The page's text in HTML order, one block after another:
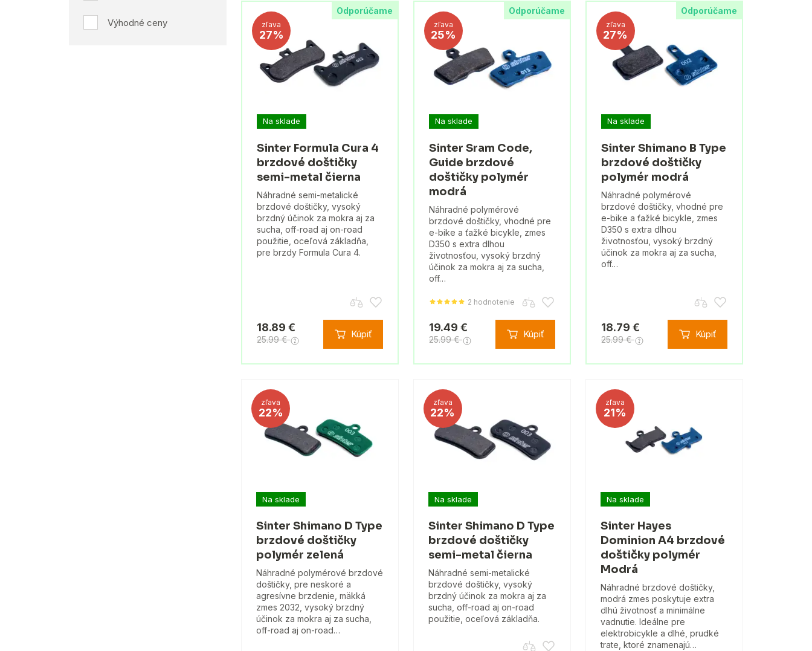
Výhodné ceny
Odporúčame
zľava
27%
Na sklade
Sinter Formula Cura 4
brzdové doštičky
semi-metal čierna
Náhradné semi-metalické
brzdové doštičky, vysoký
brzdný účinok za mokra aj za
sucha, off-road aj on-road
použitie, oceľová základňa,
pre brzdy Formula Cura 4.
18.89 €
25.99 € Kúpiť
Odporúčame
zľava
25%
Na sklade
Sinter Sram Code,
Guide brzdové
doštičky polymér
modrá
Náhradné polymérové
brzdové doštičky, vhodné pre
e-bike a ťažké bicykle, zmes
D350 s extra dlhou
životnosťou, vysoký brzdný
účinok za mokra aj za sucha,
off…
2 hodnotenie
19.49 €
25.99 € Kúpiť
Odporúčame
zľava
27%
Na sklade
Sinter Shimano B Type
brzdové doštičky
polymér modrá
Náhradné polymérové
brzdové doštičky, vhodné pre
e-bike a ťažké bicykle, zmes
D350 s extra dlhou
životnosťou, vysoký brzdný
účinok za mokra aj za sucha,
off…
18.79 €
25.99 € Kúpiť
zľava
22%
Na sklade
Sinter Shimano D Type
brzdové doštičky
polymér zelená
Náhradné polymérové brzdové
doštičky, pre neskoré a
agresívne brzdenie, mäkká
zmes 2032, vysoký brzdný
účinok za mokra aj za sucha,
off-road aj on-road…
zľava
22%
Na sklade
Sinter Shimano D Type
brzdové doštičky
semi-metal čierna
Náhradné semi-metalické
brzdové doštičky, vysoký
brzdný účinok za mokra aj za
sucha, off-road aj on-road
použitie, oceľová základňa.
zľava
21%
Na sklade
Sinter Hayes
Dominion A4 brzdové
doštičky polymér
Modrá
Náhradné brzdové doštičky,
modrá zmes poskytuje extra
dlhú životnosť a minimálne
vadnutie. Ideálne pre
elektrobicykle a dlhé, prudké
trate, ktoré znamenajú…